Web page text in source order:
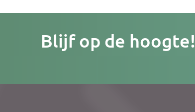
Blijf op de hoogte!